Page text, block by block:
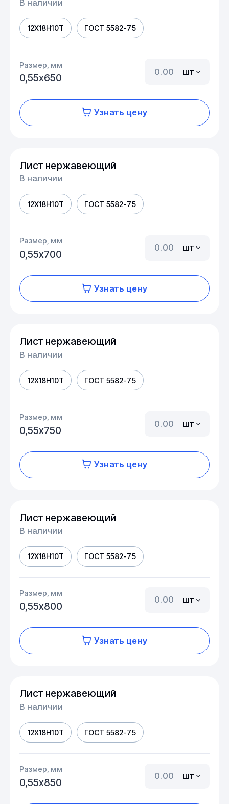
В наличии
12Х18Н10Т ГОСТ 5582-75
Размер, мм
0,55х650
шт
Узнать цену
Лист нержавеющий
В наличии
12Х18Н10Т ГОСТ 5582-75
Размер, мм
0,55х700
шт
Узнать цену
Лист нержавеющий
В наличии
12Х18Н10Т ГОСТ 5582-75
Размер, мм
0,55х750
шт
Узнать цену
Лист нержавеющий
В наличии
12Х18Н10Т ГОСТ 5582-75
Размер, мм
0,55х800
шт
Узнать цену
Лист нержавеющий
В наличии
12Х18Н10Т ГОСТ 5582-75
Размер, мм
0,55х850
шт